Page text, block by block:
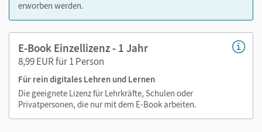
erworben werden.
E-Book Einzellizenz - 1 Jahr
8,99 EUR für 1 Person
Für rein digitales Lehren und Lernen
Die geeignete Lizenz für Lehrkräfte, Schulen oder
Privatpersonen, die nur mit dem E-Book arbeiten.